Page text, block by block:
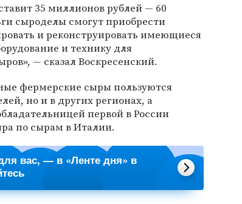
35 миллионов рублей — 60
сыроделы смогут приобрести
и реконструировать имеющиеся
и технику для
— сказал Воскресенский.
фермерские сыры пользуются
но и в других регионах, а
первой в России
по сырам в Италии.
вас, — в «Ленте дня» в